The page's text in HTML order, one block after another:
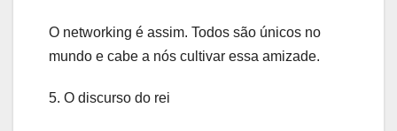
O networking é assim. Todos são únicos no
mundo e cabe a nós cultivar essa amizade.
5. O discurso do rei